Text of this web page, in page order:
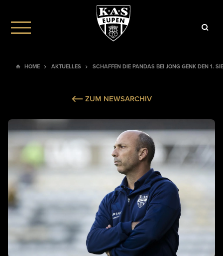
HOME AKTUELLES SCHAFFEN DIE PANDAS BEI JONG GENK DEN 1.
ZUM NEWSARCHIV